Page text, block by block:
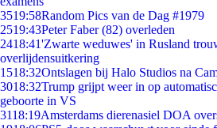
3519:58Random Pics van de Dag #1979
2519:43Peter Faber (82) overleden
2418:41'Zwarte weduwes' in Rusland
overlijdensuitkering
1518:32Ontslagen bij Halo Studios na
3018:32Trump grijpt weer in op
geboorte in VS
3118:19Amsterdams dierenasiel DOA